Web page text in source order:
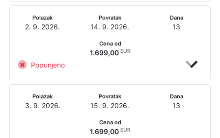
Polazak
2. 9. 2026.
Povratak
14. 9. 2026.
Dana
13
Popunjeno
Cena od
1.699,00 EUR
Polazak
3. 9. 2026.
Povratak
15. 9. 2026.
Dana
13
Cena od
1.699,00 EUR